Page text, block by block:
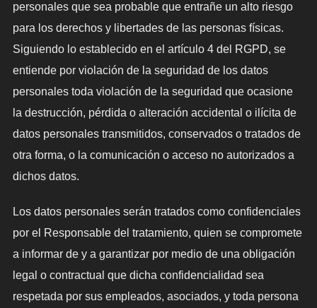
personales que sea probable que entrañe un alto riesgo
para los derechos y libertades de las personas físicas.
Siguiendo lo establecido en el artículo 4 del RGPD, se
entiende por violación de la seguridad de los datos
personales toda violación de la seguridad que ocasione
la destrucción, pérdida o alteración accidental o ilícita de
datos personales transmitidos, conservados o tratados de
otra forma, o la comunicación o acceso no autorizados a
dichos datos.
Los datos personales serán tratados como confidenciales
por el Responsable del tratamiento, quien se compromete
a informar de y a garantizar por medio de una obligación
legal o contractual que dicha confidencialidad sea
respetada por sus empleados, asociados, y toda persona